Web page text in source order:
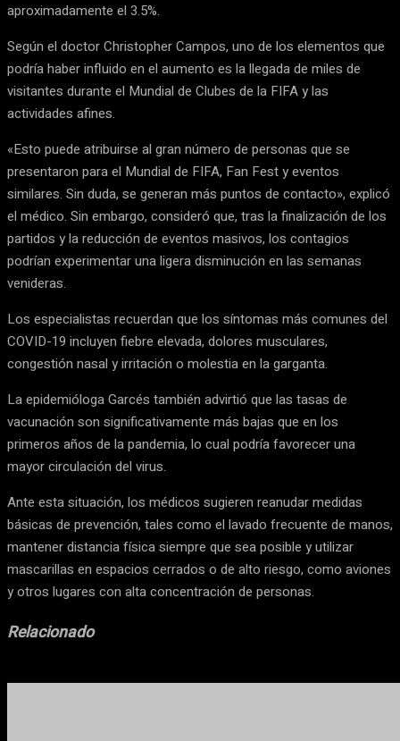
aproximadamente el 3.5%.
Según el doctor Christopher Campos, uno de los elementos que
podría haber influido en el aumento es la llegada de miles de
visitantes durante el Mundial de Clubes de la FIFA y las
actividades afines.
«Esto puede atribuirse al gran número de personas que se
presentaron para el Mundial de FIFA, Fan Fest y eventos
similares. Sin duda, se generan más puntos de contacto», explicó
el médico. Sin embargo, consideró que, tras la finalización de los
partidos y la reducción de eventos masivos, los contagios
podrían experimentar una ligera disminución en las semanas
venideras.
Los especialistas recuerdan que los síntomas más comunes del
COVID-19 incluyen fiebre elevada, dolores musculares,
congestión nasal y irritación o molestia en la garganta.
La epidemióloga Garcés también advirtió que las tasas de
vacunación son significativamente más bajas que en los
primeros años de la pandemia, lo cual podría favorecer una
mayor circulación del virus.
Ante esta situación, los médicos sugieren reanudar medidas
básicas de prevención, tales como el lavado frecuente de manos,
mantener distancia física siempre que sea posible y utilizar
mascarillas en espacios cerrados o de alto riesgo, como aviones
y otros lugares con alta concentración de personas.
Relacionado